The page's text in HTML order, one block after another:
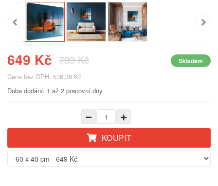
649 Kč 799 Kč Skladem
Cena bez DPH: 536,36 Kč
Doba dodání: 1 až 2 pracovní dny.
KOUPIT